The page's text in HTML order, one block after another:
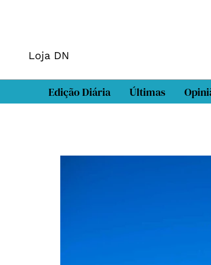
Loja DN
Edição Diária Últimas